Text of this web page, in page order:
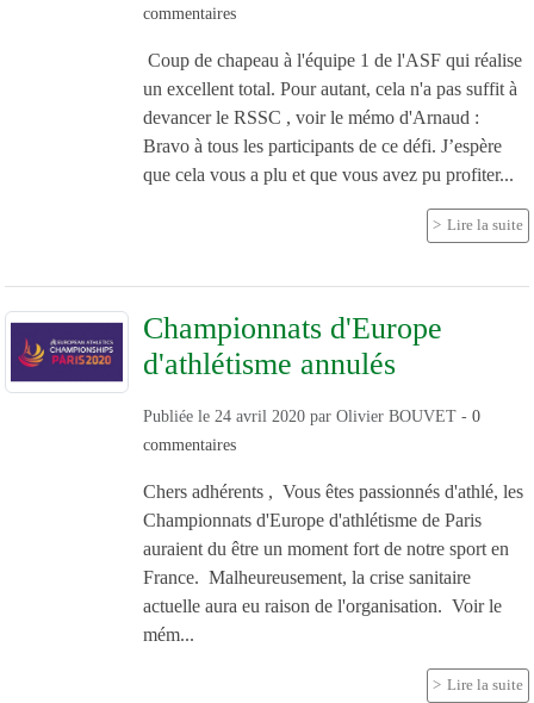
commentaires
Coup de chapeau à l'équipe 1 de l'ASF qui réalise
un excellent total. Pour autant, cela n'a pas suffit à
devancer le RSSC , voir le mémo d'Arnaud :
Bravo à tous les participants de ce défi. J’espère
que cela vous a plu et que vous avez pu profiter...
Lire la suite
Championnats d'Europe
d'athlétisme annulés
Publiée le 24 avril 2020 par Olivier BOUVET - 0
commentaires
Chers adhérents , Vous êtes passionnés d'athlé, les
Championnats d'Europe d'athlétisme de Paris
auraient du être un moment fort de notre sport en
France. Malheureusement, la crise sanitaire
actuelle aura eu raison de l'organisation. Voir le
mém...
Lire la suite